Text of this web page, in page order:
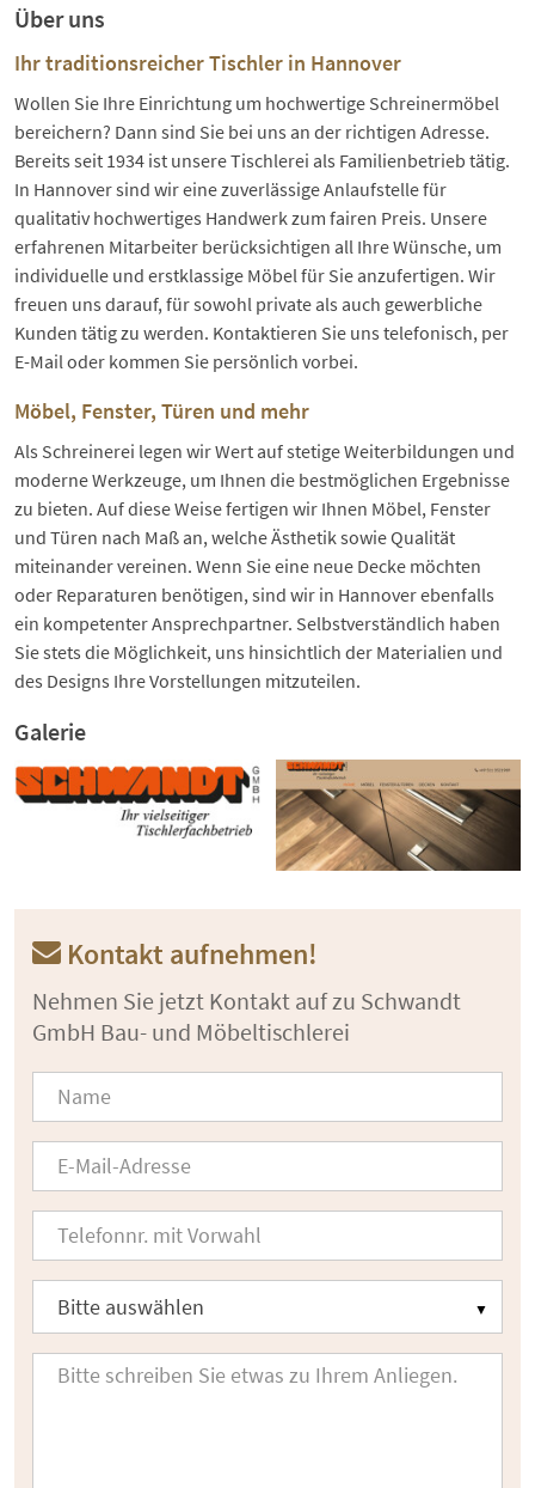
Über uns
Ihr traditionsreicher Tischler in Hannover
Wollen Sie Ihre Einrichtung um hochwertige Schreinermöbel
bereichern? Dann sind Sie bei uns an der richtigen Adresse.
Bereits seit 1934 ist unsere Tischlerei als Familienbetrieb tätig.
In Hannover sind wir eine zuverlässige Anlaufstelle für
qualitativ hochwertiges Handwerk zum fairen Preis. Unsere
erfahrenen Mitarbeiter berücksichtigen all Ihre Wünsche, um
individuelle und erstklassige Möbel für Sie anzufertigen. Wir
freuen uns darauf, für sowohl private als auch gewerbliche
Kunden tätig zu werden. Kontaktieren Sie uns telefonisch, per
E-Mail oder kommen Sie persönlich vorbei.
Möbel, Fenster, Türen und mehr
Als Schreinerei legen wir Wert auf stetige Weiterbildungen und
moderne Werkzeuge, um Ihnen die bestmöglichen Ergebnisse
zu bieten. Auf diese Weise fertigen wir Ihnen Möbel, Fenster
und Türen nach Maß an, welche Ästhetik sowie Qualität
miteinander vereinen. Wenn Sie eine neue Decke möchten
oder Reparaturen benötigen, sind wir in Hannover ebenfalls
ein kompetenter Ansprechpartner. Selbstverständlich haben
Sie stets die Möglichkeit, uns hinsichtlich der Materialien und
des Designs Ihre Vorstellungen mitzuteilen.
Galerie
Kontakt aufnehmen!
Nehmen Sie jetzt Kontakt auf zu Schwandt
GmbH Bau- und Möbeltischlerei